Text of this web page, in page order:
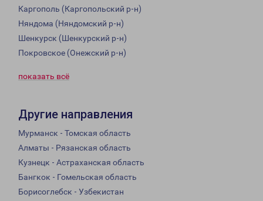
Каргополь (Каргопольский р-н)
Няндома (Няндомский р-н)
Шенкурск (Шенкурский р-н)
Покровское (Онежский р-н)
показать всё
Другие направления
Мурманск - Томская область
Алматы - Рязанская область
Кузнецк - Астраханская область
Бангкок - Гомельская область
Борисоглебск - Узбекистан